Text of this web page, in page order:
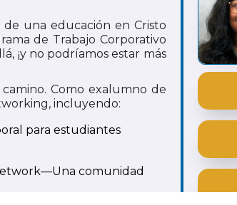
una educación en Cristo
de Trabajo Corporativo
¡y no podríamos estar más
Como exalumno de
incluyendo:
para estudiantes
comunidad